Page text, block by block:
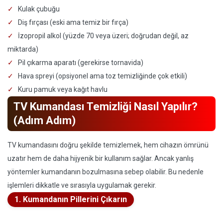
Kulak çubuğu
Diş fırçası (eski ama temiz bir fırça)
İzopropil alkol (yüzde 70 veya üzeri; doğrudan değil, az
miktarda)
Pil çıkarma aparatı (gerekirse tornavida)
Hava spreyi (opsiyonel ama toz temizliğinde çok etkili)
Kuru pamuk veya kağıt havlu
TV Kumandası Temizliği Nasıl Yapılır?
(Adım Adım)
TV kumandasını doğru şekilde temizlemek, hem cihazın ömrünü
uzatır hem de daha hijyenik bir kullanım sağlar. Ancak yanlış
yöntemler kumandanın bozulmasına sebep olabilir. Bu nedenle
işlemleri dikkatle ve sırasıyla uygulamak gerekir.
1. Kumandanın Pillerini Çıkarın